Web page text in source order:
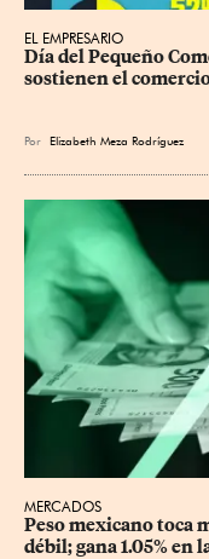
EL EMPRESARIO
Día del Pequeño
sostienen el
Por Elizabeth Meza Rodríguez
MERCADOS
Peso mexicano toca
débil; gana 1.05% en